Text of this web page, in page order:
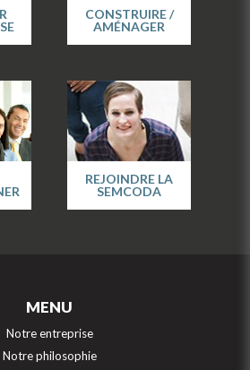
CONSTRUIRE /
AMÉNAGER
REJOINDRE LA
SEMCODA
MENU
Notre entreprise
Notre philosophie